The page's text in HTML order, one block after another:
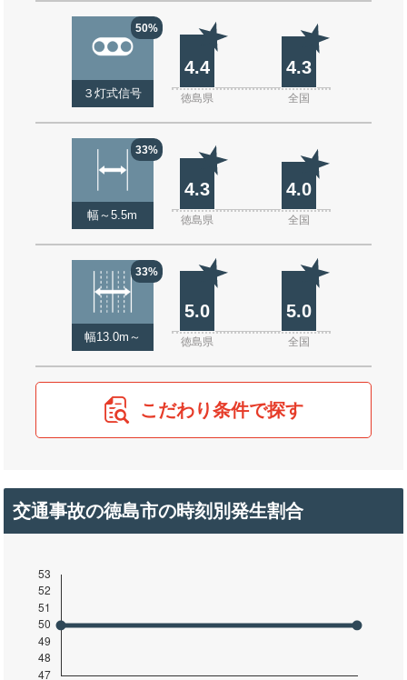
50%
３灯式信号
4.4 4.3
徳島県 全国
33%
幅～5.5m
4.3 4.0
徳島県 全国
33%
幅13.0m～
5.0 5.0
徳島県 全国
こだわり条件で探す
交通事故の徳島市の時刻別発生割合